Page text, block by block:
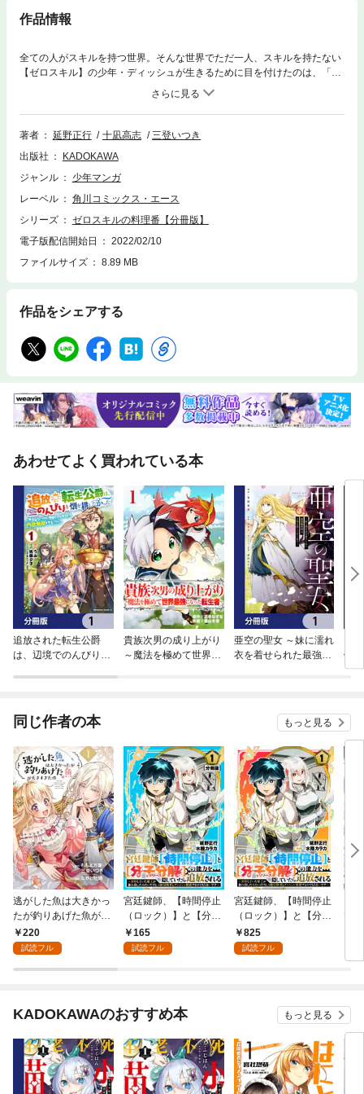
作品情報
全ての人がスキルを持つ世界。そんな世界でただ一人、スキルを持たない
【ゼロスキル】の少年・ディッシュが生きるために目を付けたのは、「不
味い」「ゲテモノ」と人々から避けられてきた『魔獣グルメ』だった!!
著者 延野正行 十凪高志
三登いつき
出版社
KADOKAWA
ジャンル
少年マンガ
レーベル
角川コミックス・エース
シリーズ
ゼロスキルの料理番【分冊版】
電子版配信開始日
2022/02/10
ファイルサイズ
8.89 MB
作品をシェアする
あわせてよく買われている本
追放された転生公爵
は、辺境でのんびりと
をすることに～【分冊
版】
貴族次男の成り上がり
～魔法を極めて世界最
亜空の聖女 ～妹に濡れ
衣を着せられた最強魔
候
ー
同じ作者の本 もっと見る
逃がした魚は大きかっ
たが釣りあげた魚が大
きすぎた件（コミッ
ク）【分冊版】 1
220
試読フル
宮廷鍵師、【時間停止
（ロック）】と【分子
分解（リリース）】の
能力を隠していたら追
者とダンジョン制覇す
るのでもう遅いです～
165
試読フル
宮廷鍵師、【時間停止
（ロック）】と【分子
分解（リリース）】の
能力を隠していたら追
者とダンジョン制覇す
るのでもう遅いです～
825
試読フル
で
KADOKAWAのおすすめ本 もっと見る